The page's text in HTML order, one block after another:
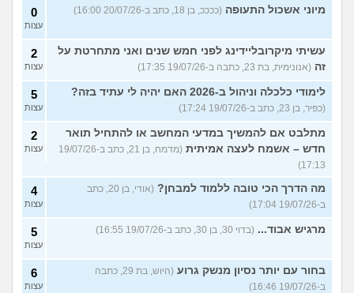
מיוני אשכול התעופה (ככככ, בן 18, כתב ב-20/07/26 16:00) 0
עצות
עשיתי מיקרובליידינג לפני חמש שנים ואני מתחרטת על
זה (אנונימית, בת 23, כתבה ב-19/07/26 17:35)
2
עצות
לימודי כלכלה וניהול ב-2026 האם יהיה לי עתיד בזה?
(כפיר, בן 23, כתב ב-19/07/26 17:24)
5
עצות
מתלבט אם להמשיך במדעי המחשב או להתחיל תואר
חדש – אשמח לעצה אמיתית
(מדמח, בן 21, כתב ב-19/07/26
17:13)
2
עצות
מה הדרך הכי טובה ללמוד למבחן?
(אודי, בן 20, כתב
ב-19/07/26 17:04)
4
עצות
מרגיש אבוד... (בדוי 30, בן 30, כתב ב-19/07/26 16:55) 5
עצות
בחור עם יותר נסיון מנשק גרוע
(היוש, בת 29, כתבה
ב-19/07/26 16:46)
6
עצות